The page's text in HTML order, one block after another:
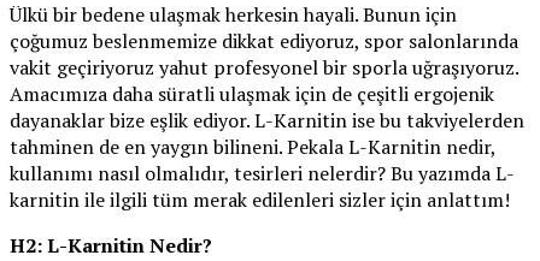
Ülkü bir bedene ulaşmak herkesin hayali. Bunun için
çoğumuz beslenmemize dikkat ediyoruz, spor salonlarında
vakit geçiriyoruz yahut profesyonel bir sporla uğraşıyoruz.
Amacımıza daha süratli ulaşmak için de çeşitli ergojenik
dayanaklar bize eşlik ediyor. L-Karnitin ise bu takviyelerden
tahminen de en yaygın bilineni. Pekala L-Karnitin nedir,
kullanımı nasıl olmalıdır, tesirleri nelerdir? Bu yazımda L-
karnitin ile ilgili tüm merak edilenleri sizler için anlattım!
H2: L-Karnitin Nedir?